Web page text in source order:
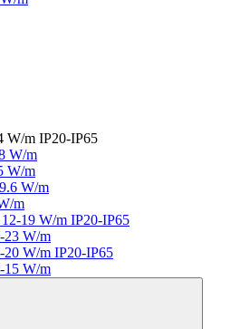
W/m IP20-IP65
W/m
W/m
W/m
m
19 W/m IP20-IP65
23 W/m
W/m IP20-IP65
15 W/m